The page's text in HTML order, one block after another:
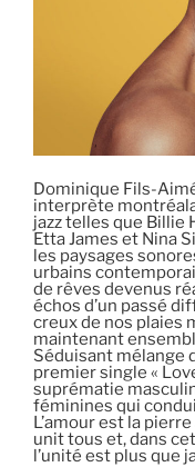
Dominique Fils-
interprète
jazz telles que Billie
Etta James et Nina
les paysages
urbains
de rêves devenus
échos d’un passé
creux de nos plaies
maintenant
Séduisant mélange
premier single «
suprématie
féminines qui
L’amour est la
unit tous et, dans
l’unité est plus que